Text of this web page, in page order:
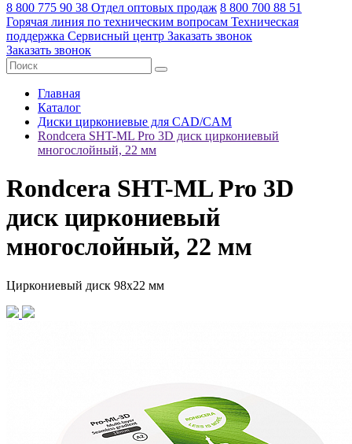
8 800 775 90 38 Отдел оптовых продаж 8 800 700 88 51
Горячая линия по техническим вопросам Техническая
поддержка Сервисный центр Заказать звонок
Заказать звонок
Главная
Каталог
Диски циркониевые для CAD/CAM
Rondcera SHT-ML Pro 3D диск циркониевый
многослойный, 22 мм
Rondcera SHT-ML Pro 3D
диск циркониевый
многослойный, 22 мм
Циркониевый диск 98х22 мм